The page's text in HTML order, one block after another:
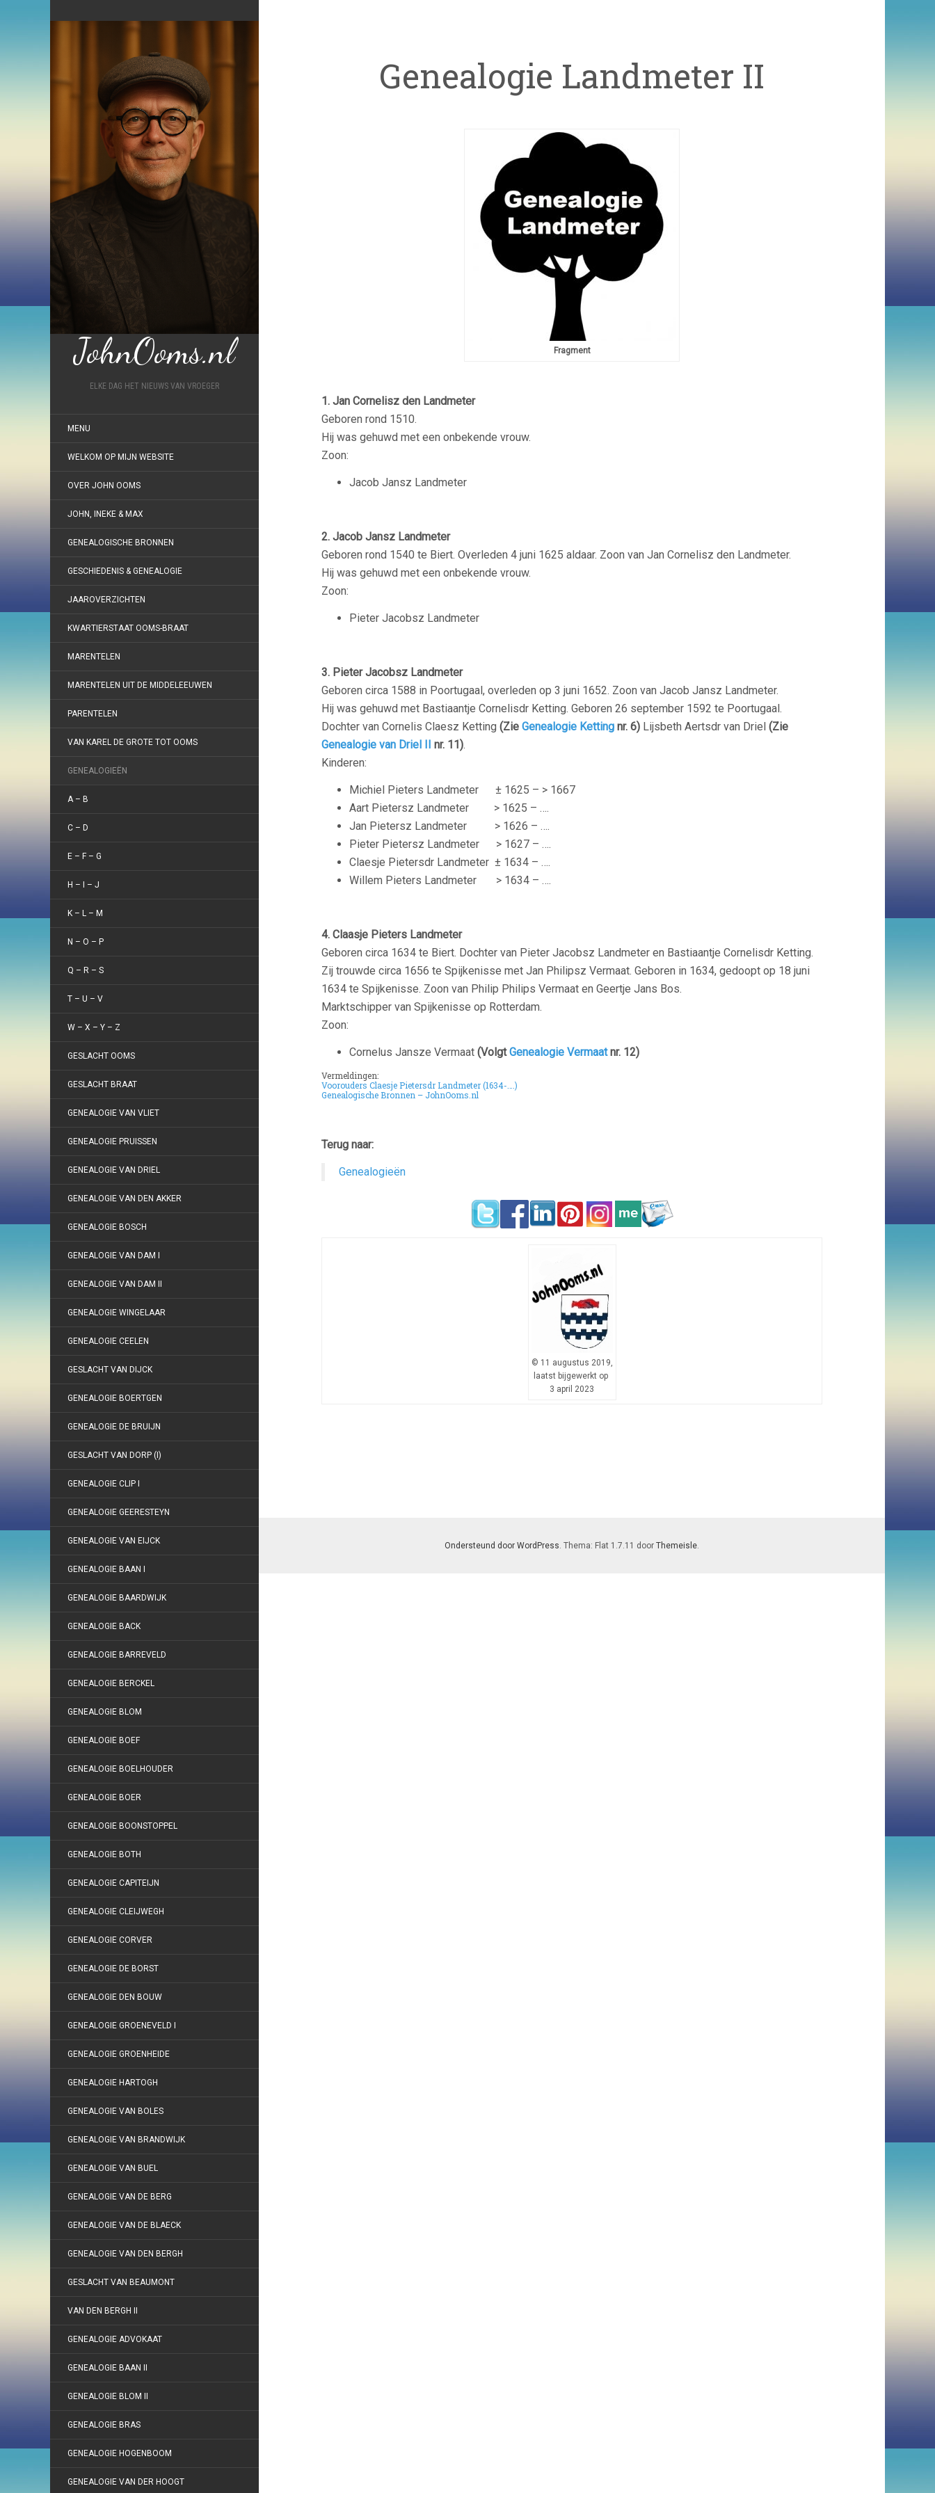
JohnOoms.nl
ELKE DAG HET NIEUWS VAN VROEGER
MENU
WELKOM OP MIJN WEBSITE
OVER JOHN OOMS
JOHN, INEKE & MAX
GENEALOGISCHE BRONNEN
GESCHIEDENIS & GENEALOGIE
JAAROVERZICHTEN
KWARTIERSTAAT OOMS-BRAAT
MARENTELEN
MARENTELEN UIT DE MIDDELEEUWEN
PARENTELEN
VAN KAREL DE GROTE TOT OOMS
GENEALOGIEËN
A – B
C – D
E – F – G
H – I – J
K – L – M
N – O – P
Q – R – S
T – U – V
W – X – Y – Z
GESLACHT OOMS
GESLACHT BRAAT
GENEALOGIE VAN VLIET
GENEALOGIE PRUISSEN
GENEALOGIE VAN DRIEL
GENEALOGIE VAN DEN AKKER
GENEALOGIE BOSCH
GENEALOGIE VAN DAM I
GENEALOGIE VAN DAM II
GENEALOGIE WINGELAAR
GENEALOGIE CEELEN
GESLACHT VAN DIJCK
GENEALOGIE BOERTGEN
GENEALOGIE DE BRUIJN
GESLACHT VAN DORP (I)
GENEALOGIE CLIP I
GENEALOGIE GEERESTEYN
GENEALOGIE VAN EIJCK
GENEALOGIE BAAN I
GENEALOGIE BAARDWIJK
GENEALOGIE BACK
GENEALOGIE BARREVELD
GENEALOGIE BERCKEL
GENEALOGIE BLOM
GENEALOGIE BOEF
GENEALOGIE BOELHOUDER
GENEALOGIE BOER
GENEALOGIE BOONSTOPPEL
GENEALOGIE BOTH
GENEALOGIE CAPITEIJN
GENEALOGIE CLEIJWEGH
GENEALOGIE CORVER
GENEALOGIE DE BORST
GENEALOGIE DEN BOUW
GENEALOGIE GROENEVELD I
GENEALOGIE GROENHEIDE
GENEALOGIE HARTOGH
GENEALOGIE VAN BOLES
GENEALOGIE VAN BRANDWIJK
GENEALOGIE VAN BUEL
GENEALOGIE VAN DE BERG
GENEALOGIE VAN DE BLAECK
GENEALOGIE VAN DEN BERGH
GESLACHT VAN BEAUMONT
VAN DEN BERGH II
GENEALOGIE ADVOKAAT
GENEALOGIE BAAN II
GENEALOGIE BLOM II
GENEALOGIE BRAS
GENEALOGIE HOGENBOOM
GENEALOGIE VAN DER HOOGT
Genealogie Landmeter II
Fragment
1. Jan Cornelisz den Landmeter
Geboren rond 1510.
Hij was gehuwd met een onbekende vrouw.
Zoon:
Jacob Jansz Landmeter
2. Jacob Jansz Landmeter
Geboren rond 1540 te Biert. Overleden 4 juni 1625 aldaar. Zoon van Jan Cornelisz den Landmeter.
Hij was gehuwd met een onbekende vrouw.
Zoon:
Pieter Jacobsz Landmeter
3. Pieter Jacobsz Landmeter
Geboren circa 1588 in Poortugaal, overleden op 3 juni 1652. Zoon van Jacob Jansz Landmeter.
Hij was gehuwd met Bastiaantje Cornelisdr Ketting. Geboren 26 september 1592 te Poortugaal.
Dochter van Cornelis Claesz Ketting (Zie Genealogie Ketting nr. 6) Lijsbeth Aertsdr van Driel (Zie
Genealogie van Driel II nr. 11).
Kinderen:
Michiel Pieters Landmeter ± 1625 – > 1667
Aart Pietersz Landmeter > 1625 – ….
Jan Pietersz Landmeter > 1626 – ….
Pieter Pietersz Landmeter > 1627 – ….
Claesje Pietersdr Landmeter ± 1634 – ….
Willem Pieters Landmeter > 1634 – ….
4. Claasje Pieters Landmeter
Geboren circa 1634 te Biert. Dochter van Pieter Jacobsz Landmeter en Bastiaantje Cornelisdr Ketting.
Zij trouwde circa 1656 te Spijkenisse met Jan Philipsz Vermaat. Geboren in 1634, gedoopt op 18 juni
1634 te Spijkenisse. Zoon van Philip Philips Vermaat en Geertje Jans Bos.
Marktschipper van Spijkenisse op Rotterdam.
Zoon:
Cornelus Jansze Vermaat (VolgtGenealogie Vermaatnr. 12)
Vermeldingen:
Voorouders Claesje Pietersdr Landmeter (1634-….)
Genealogische Bronnen – JohnOoms.nl
Terug naar:
Genealogieën
© 11 augustus 2019,
laatst bijgewerkt op
3 april 2023
Ondersteund door WordPress. Thema: Flat 1.7.11 door Themeisle.